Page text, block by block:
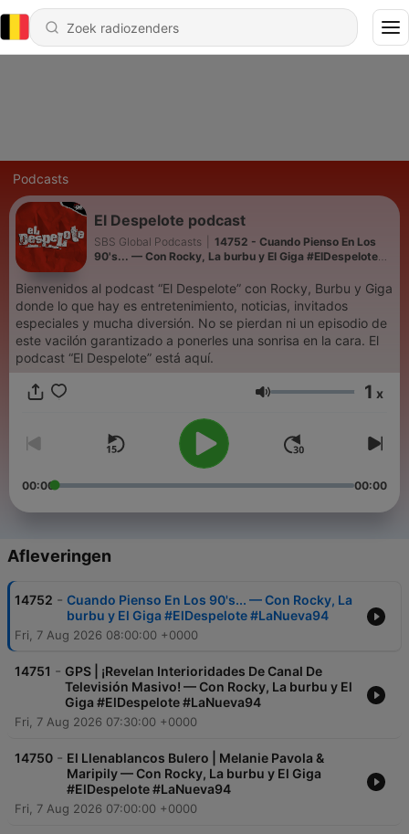
Podcasts
El Despelote podcast
SBS Global Podcasts
14752 - Cuando Pienso En Los
90's... — Con Rocky, La burbu y El Giga #ElDespelote
Bienvenidos al podcast “El Despelote” con Rocky, Burbu y Giga
donde lo que hay es entretenimiento, noticias, invitados
especiales y mucha diversión. No se pierdan ni un episodio de
este vacilón garantizado a ponerles una sonrisa en la cara. El
podcast “El Despelote” está aquí.
Volume 1 x
00:00 00:00
Afleveringen
14752 - Cuando Pienso En Los 90's... — Con Rocky, La
burbu y El Giga #ElDespelote #LaNueva94
Fri, 7 Aug 2026 08:00:00 +0000
14751 - GPS | ¡Revelan Interioridades De Canal De
Televisión Masivo! — Con Rocky, La burbu y El
Giga #ElDespelote #LaNueva94
Fri, 7 Aug 2026 07:30:00 +0000
14750 - El Llenablancos Bulero | Melanie Pavola &
Maripily — Con Rocky, La burbu y El Giga
#ElDespelote #LaNueva94
Fri, 7 Aug 2026 07:00:00 +0000